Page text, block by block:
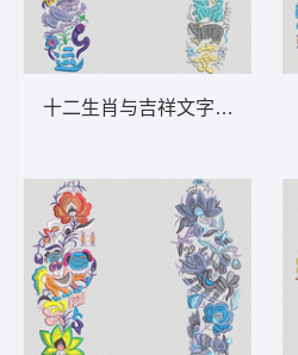
十二生肖与吉祥文字装饰图案